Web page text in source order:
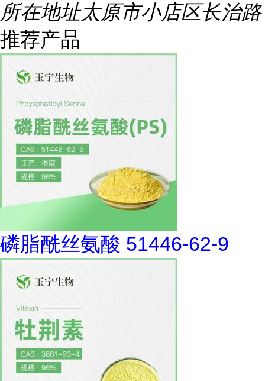
所在地址太原市小店区长治路
推荐产品
磷脂酰丝氨酸 51446-62-9